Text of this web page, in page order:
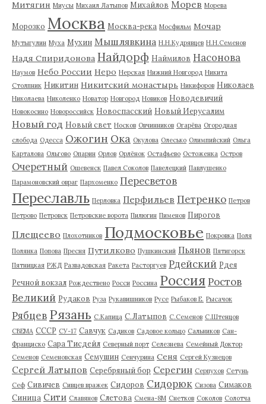
Митягин Миусы Михаил Латыпов Михайлов Морев Морева
Морозко Москва Москва-река Мосфильм Мочар
Мутыгулин Муха Мухин Мышлявкина Н.Н.Кудрявцев Н.Н.Семенов
Надя Спиридонова Найдорф Наймилов Насонова
Наумов Небо России Неро Нерская Нижний Новгород Никита
Столпник Никитин Никитский монастырь Никифоров Николаев
Николаева Николенко Новатор Новгород Новиков Новодевичий
Новокосино Новороссийск Новоспасский Новый Иерусалим
Новый год Новый свет Носков Овчинников Огарёва Огородная
слобода Одесса Ожогин Ока Окулова Олесько Олимпийский Ольга
Карталова Ольгово Опарин Орлов Орлёнок Остафьево Остоженка Остров
Очеретный Ошевенск Павел Соколов Павелецкий Павлушенко
Парамоновский овраг Пархоменко Пересветов
Переславль Перловка Перфильев Петренко Петров
Петрово Петровск Петровские ворота Пилюгин Пименов Пирогов
Плещеево Плохотников Подмосковье Покровка Поля
Полянка Попова Пресня Путилково Пушкинский Пьянов Пятигорск
Пятницкая РЖД Развадовская Ракета Расторгуев Рдейский Рдея
Речной вокзал Рождествено Росси Россина Россия Ростов
Великий Рудаков Руза Рукавишников Русе Рыбаков Е. Рысачок
Рябцев Рязань С.Капица С.Латыпов С.Семенов С.Штенцов
СВЕМА СССР СУ-17 Савчук Садиков Садовое кольцо Сальников Сан-
Франциско Сара Тисдейл Северный порт Селезнева Семейный Доктор
Семенов Семеновская Семушин Сенчурина Сеня Сергей Кузнецов
Сергей Латыпов Серебряный бор Серегин Серпухов Сетунь
Сеф Сивичев Сивцев вражек Сидоров Сидорюк Сизова Симаков
Синица Сити Славянов Слетова Смена-8М Снетков Соколов Солотча